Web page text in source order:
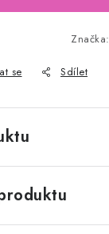
Značka:
se Sdílet